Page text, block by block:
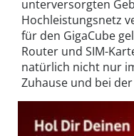
unterversorgten
Hochleistungsnetz
für den GigaCube
Router und SIM-
natürlich nicht nur
Zuhause und bei